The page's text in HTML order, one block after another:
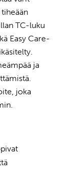
TC-luku
Easy Care-
ja
joka